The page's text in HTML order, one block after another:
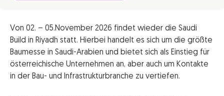
Von 02. – 05.November 2026 findet wieder die Saudi
Build in Riyadh statt. Hierbei handelt es sich um die größte
Baumesse in Saudi-Arabien und bietet sich als Einstieg für
österreichische Unternehmen an, aber auch um Kontakte
in der Bau- und Infrastrukturbranche zu vertiefen.